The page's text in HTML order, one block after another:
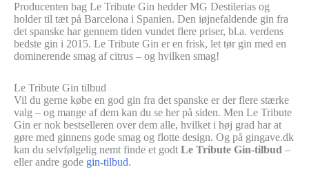
Producenten bag Le Tribute Gin hedder MG Destilerias og
holder til tæt på Barcelona i Spanien. Den iøjnefaldende gin fra
det spanske har gennem tiden vundet flere priser, bl.a. verdens
bedste gin i 2015. Le Tribute Gin er en frisk, let tør gin med en
dominerende smag af citrus – og hvilken smag!
Le Tribute Gin tilbud
Vil du gerne købe en god gin fra det spanske er der flere stærke
valg – og mange af dem kan du se her på siden. Men Le Tribute
Gin er nok bestselleren over dem alle, hvilket i høj grad har at
gøre med ginnens gode smag og flotte design. Og på gingave.dk
kan du selvfølgelig nemt finde et godt Le Tribute Gin-tilbud –
eller andre gode gin-tilbud.